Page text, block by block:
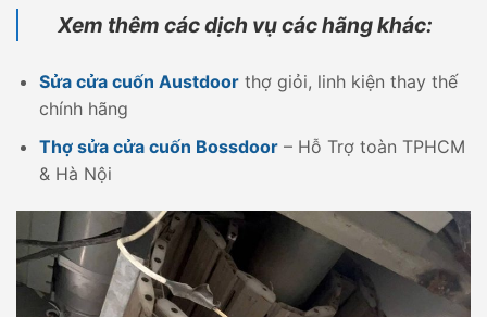
Xem thêm các dịch vụ các hãng khác:
Sửa cửa cuốn Austdoorthợ giỏi, linh kiện thay thế
chính hãng
Thợ sửa cửa cuốn Bossdoor– Hỗ Trợ toàn TPHCM
& Hà Nội